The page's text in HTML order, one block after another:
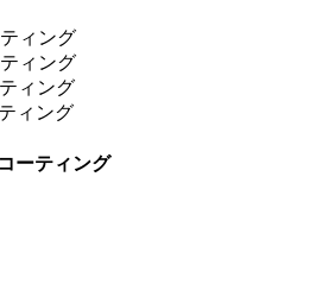
ィング
ィング
ィング
ィング